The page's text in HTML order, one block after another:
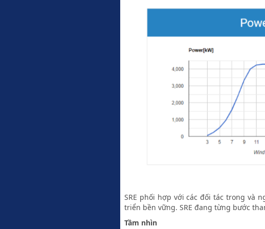
SRE phối hợp với các đối tác trong và
triển bền vững. SRE đang từng bước
Tầm nhìn